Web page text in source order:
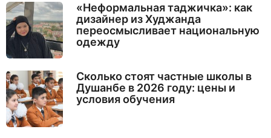
«Неформальная таджичка»: как
дизайнер из Худжанда
переосмысливает национальную
одежду
Сколько стоят частные школы в
Душанбе в 2026 году: цены и
условия обучения